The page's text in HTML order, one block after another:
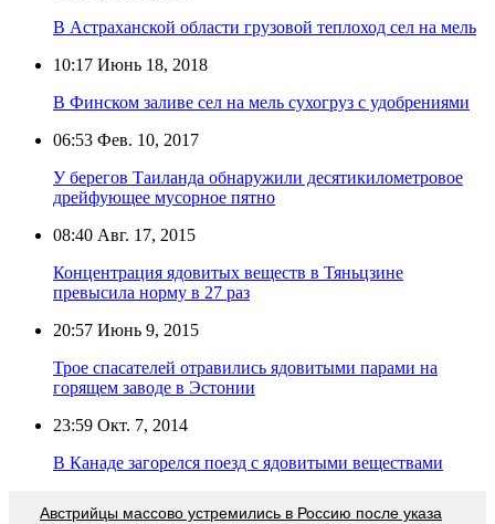
В Астраханской области грузовой теплоход сел на мель
10:17 Июнь 18, 2018
В Финском заливе сел на мель сухогруз с удобрениями
06:53 Фев. 10, 2017
У берегов Таиланда обнаружили десятикилометровое
дрейфующее мусорное пятно
08:40 Авг. 17, 2015
Концентрация ядовитых веществ в Тяньцзине
превысила норму в 27 раз
20:57 Июнь 9, 2015
Трое спасателей отравились ядовитыми парами на
горящем заводе в Эстонии
23:59 Окт. 7, 2014
В Канаде загорелся поезд с ядовитыми веществами
Австрийцы массово устремились в Россию после указа